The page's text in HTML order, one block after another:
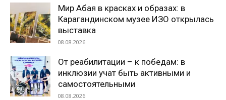
Мир Абая в красках и образах: в
Карагандинском музее ИЗО открылась
выставка
08.08.2026
От реабилитации – к победам: в
инклюзии учат быть активными и
самостоятельными
08.08.2026